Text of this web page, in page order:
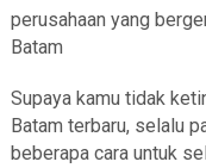
perusahaan yang
Batam
Supaya kamu tidak
Batam terbaru, selalu
beberapa cara untuk